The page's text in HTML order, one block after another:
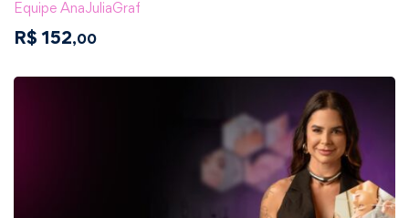
Equipe AnaJuliaGraf
R$ 152,00